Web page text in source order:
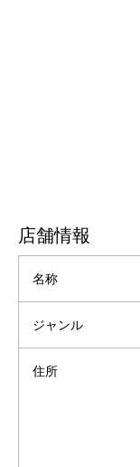
店舗情報
名称
ジャンル
住所